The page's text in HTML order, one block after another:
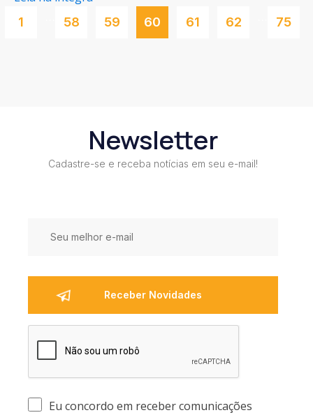
1 58 59 60 61 62 75
Newsletter
Cadastre-se e receba notícias em seu e-mail!
Eu concordo em receber comunicações